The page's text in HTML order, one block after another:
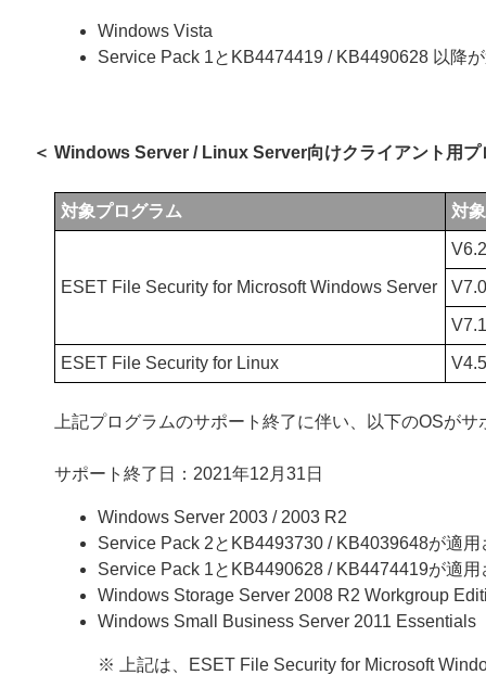
Windows Vista
Service Pack 1とKB4474419 / KB4490628 以降
＜ Windows Server / Linux Server向けクライアント用プ
対象プログラム 対
ESET File Security for Microsoft Windows Server V7.0
ESET File Security for Linux V4.5
上記プログラムのサポート終了に伴い、以下のOSが
サポート終了日：2021年12月31日
Windows Server 2003 / 2003 R2
Service Pack 2とKB4493730 / KB4039648が適
Service Pack 1とKB4490628 / KB4474419が適
Windows Storage Server 2008 R2 Workgroup
Windows Small Business Server 2011 Essentials
※ 上記は、ESET File Security for Microsoft